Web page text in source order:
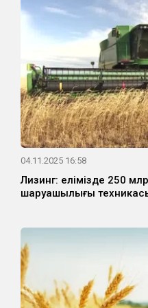
04.11.2025 16:58
Лизинг: елімізде 250
шаруашылығы